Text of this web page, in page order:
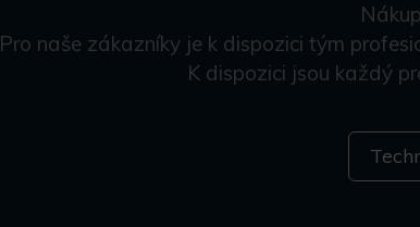
Pro naše zákazníky je k dispozici tým
K dispozici jsou každý